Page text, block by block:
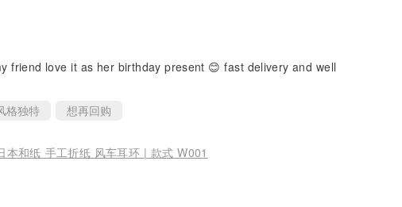
friend love it as her birthday present 😊 fast delivery and well
格独特 想再回购
和纸 手工折纸 风车耳环 | 款式 W001